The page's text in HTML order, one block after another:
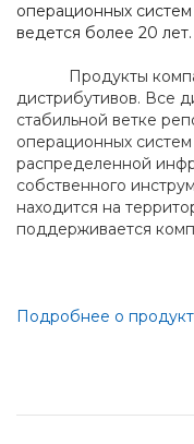
операционных
ведется более 20 лет.
Продукты
дистрибутивов. Все
стабильной ветке
операционных
распределенной
собственного
находится на
поддерживается
Подробнее о